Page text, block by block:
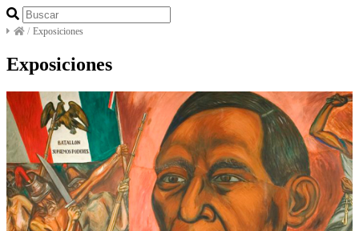
/ Exposiciones
Exposiciones